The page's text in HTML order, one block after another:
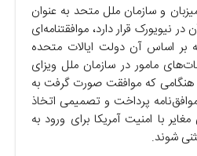
و سازمان ملل متحد به عنوان
نیویورک قرار دارد، موافقتنامه‌ای
شده که بر اساس آن دولت ایالات متحده
مامور در سازمان ملل ویزای
هنگامی که موافقت صورت گرفت به
پرداخت و تصمیمی اتخاذ
با امنیت آمریکا برای ورود به
شوند.